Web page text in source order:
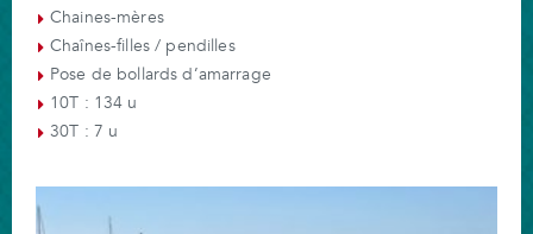
Chaines-mères
Chaînes-filles / pendilles
Pose de bollards d’amarrage
10T : 134 u
30T : 7 u